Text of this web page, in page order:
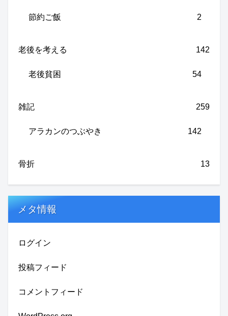
節約ご飯 2
老後を考える 142
老後貧困 54
雑記 259
アラカンのつぶやき 142
骨折 13
メタ情報
ログイン
投稿フィード
コメントフィード